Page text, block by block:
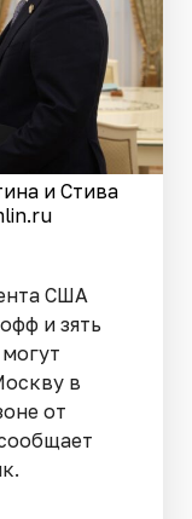
и Стива
США
и зять
в
от